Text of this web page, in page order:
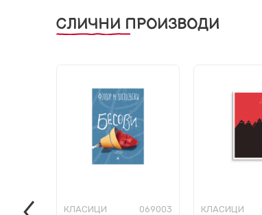
СЛИЧНИ ПРОИЗВОДИ
КЛАСИЦИ 069003 КЛАСИЦИ